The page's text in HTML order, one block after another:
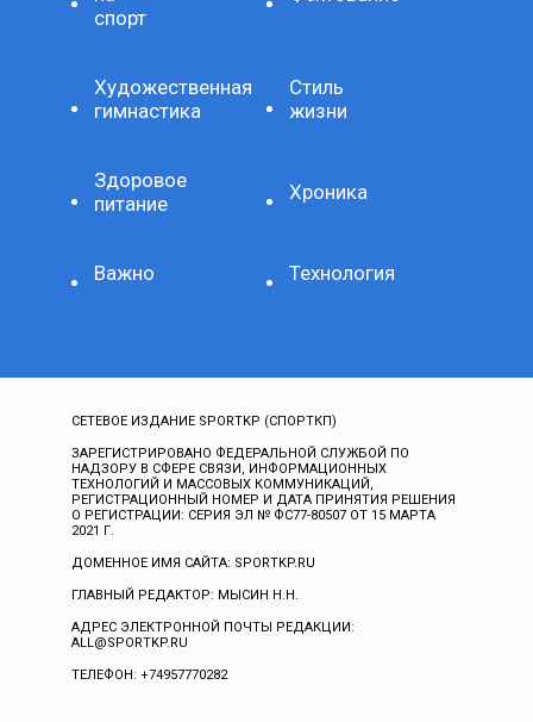
спорт
Художественная
гимнастика
Стиль
жизни
Здоровое
питание
Хроника
Важно Технология
СЕТЕВОЕ ИЗДАНИЕ SPORTKP (СПОРТКП)
ЗАРЕГИСТРИРОВАНО ФЕДЕРАЛЬНОЙ СЛУЖБОЙ ПО
НАДЗОРУ В СФЕРЕ СВЯЗИ, ИНФОРМАЦИОННЫХ
ТЕХНОЛОГИЙ И МАССОВЫХ КОММУНИКАЦИЙ,
РЕГИСТРАЦИОННЫЙ НОМЕР И ДАТА ПРИНЯТИЯ РЕШЕНИЯ
О РЕГИСТРАЦИИ: СЕРИЯ ЭЛ № ФС77-80507 ОТ 15 МАРТА
2021 Г.
ДОМЕННОЕ ИМЯ САЙТА: SPORTKP.RU
ГЛАВНЫЙ РЕДАКТОР: МЫСИН Н.Н.
АДРЕС ЭЛЕКТРОННОЙ ПОЧТЫ РЕДАКЦИИ:
ALL@SPORTKP.RU
ТЕЛЕФОН: +74957770282